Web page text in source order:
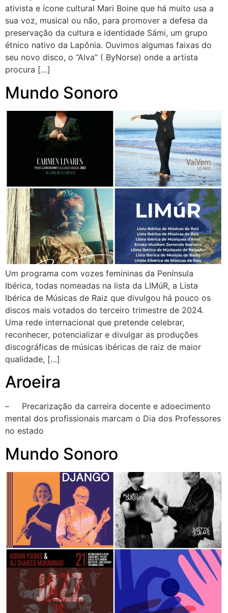
ativista e ícone cultural Mari Boine que há muito usa a
sua voz, musical ou não, para promover a defesa da
preservação da cultura e identidade Sámi, um grupo
étnico nativo da Lapônia. Ouvimos algumas faixas do
seu novo disco, o “Alva” ( ByNorse) onde a artista
procura […]
Mundo Sonoro
Um programa com vozes femininas da Península
Ibérica, todas nomeadas na lista da LIMúR, a Lista
Ibérica de Músicas de Raiz que divulgou há pouco os
discos mais votados do terceiro trimestre de 2024.
Uma rede internacional que pretende celebrar,
reconhecer, potencializar e divulgar as produções
discográficas de músicas ibéricas de raiz de maior
qualidade, […]
Aroeira
– Precarização da carreira docente e adoecimento
mental dos profissionais marcam o Dia dos Professores
no estado
Mundo Sonoro